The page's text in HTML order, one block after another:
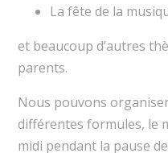
La fête de la
et beaucoup d’autres
parents.
Nous pouvons
différentes formules, le
midi pendant la pause